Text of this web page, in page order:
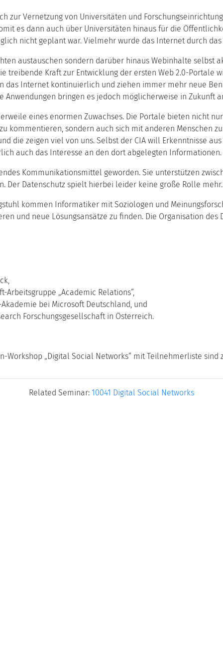
zur Vernetzung von Universitäten und
es dann auch über Universitäten hinaus für die
nicht geplant war. Vielmehr wurde das Internet durch
austauschen sondern darüber hinaus Webinhalte selbst
treibende Kraft zur Entwicklung der ersten Web 2.0-Portale
das Internet kontinuierlich und ziehen immer mehr neue
bringen es jedoch möglicherweise in Zukunft
eines enormen Zuwachses. Die Portale bieten nicht
kommentieren, sondern auch sich mit anderen Menschen
die zeigen viel von uns. Selbst der CIA will Erkenntnisse
auch das Interesse an den dort abgelegten Informationen.
Kommunikationsmittel geworden. Sie unterstützen
Der Datenschutz spielt hierbei leider keine große Rolle mehr.
kommen Informatiker mit Soziologen und
und neue Lösungsansätze zu finden. Die Organisation des
„Academic Relations“,
bei Microsoft Deutschland, und
Forschungsgesellschaft in Österreich.
Workshop „Digital Social Networks“ mit Teilnehmerliste
Related Seminar: 10041 Digital Social Networks